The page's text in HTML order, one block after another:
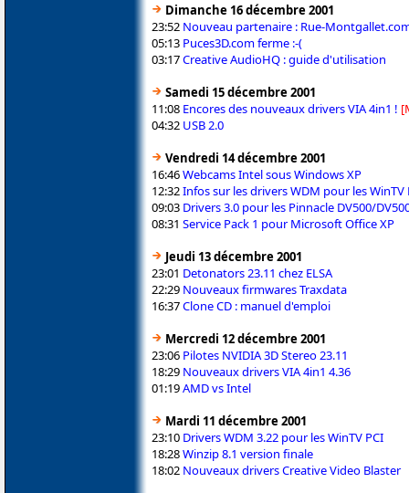
Dimanche 16 décembre 2001
23:52 Nouveau partenaire : Rue-
05:13 Puces3D.com ferme :-(
03:17Creative AudioHQ : guide d'utilisation
Samedi 15 décembre 2001
11:08 Encores des nouveaux drivers VIA 4in1 !
04:32 USB 2.0
Vendredi 14 décembre 2001
16:46Webcams Intel sous Windows XP
12:32Infos sur les drivers WDM pour les WinTV
09:03 Drivers 3.0 pour les Pinnacle DV500/
08:31 Service Pack 1 pour Microsoft Office XP
Jeudi 13 décembre 2001
23:01 Detonators 23.11 chez ELSA
22:29 Nouveaux firmwares Traxdata
16:37Clone CD : manuel d'emploi
Mercredi 12 décembre 2001
23:06 Pilotes NVIDIA 3D Stereo 23.11
18:29 Nouveaux drivers VIA 4in1 4.36
01:19AMD vs Intel
Mardi 11 décembre 2001
23:10 Drivers WDM 3.22 pour les WinTV PCI
18:28Winzip 8.1 version finale
18:02 Nouveaux drivers Creative Video Blaster